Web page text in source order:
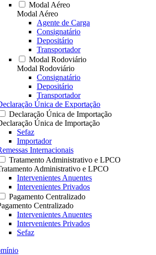
Modal Aéreo
Modal Aéreo
Agente de Carga
Consignatário
Depositário
Transportador
Modal Rodoviário
Modal Rodoviário
Consignatário
Depositário
Transportador
Única de Exportação
Declaração Única de Importação
Única de Importação
Sefaz
Importador
Internacionais
Tratamento Administrativo e LPCO
Administrativo e LPCO
Intervenientes Anuentes
Intervenientes Privados
Pagamento Centralizado
Centralizado
Intervenientes Anuentes
Intervenientes Privados
Sefaz